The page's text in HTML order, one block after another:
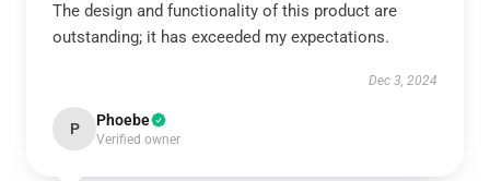
The design and functionality of this product are
outstanding; it has exceeded my expectations.
Dec 3, 2024
P Phoebe
Verified owner